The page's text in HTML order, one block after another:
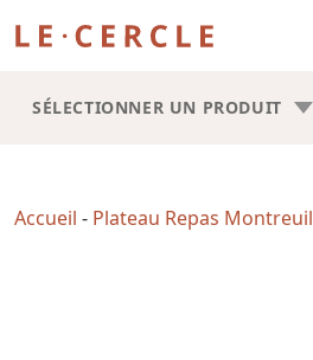
SÉLECTIONNER UN PRODUIT
Accueil - Plateau Repas Montreuil